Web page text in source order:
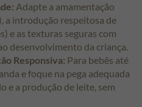
Adapte a amamentação
a introdução respeitosa de
e as texturas seguras com
desenvolvimento da criança.
Responsiva: Para bebês até
e foque na pega adequada
e a produção de leite, sem